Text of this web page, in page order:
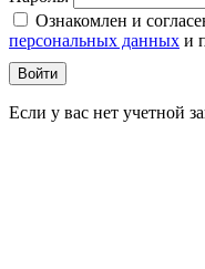
Ознакомлен и
персональных данных и
Войти
Если у вас нет учетной